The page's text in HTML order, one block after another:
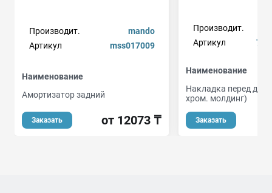
Производит.
mando
Артикул
mss017009
Наименование
Амортизатор задний
Заказать от 12073 ₸
Производит.
Артикул
Наименование
Накладка перед
хром. молдинг)
Заказать